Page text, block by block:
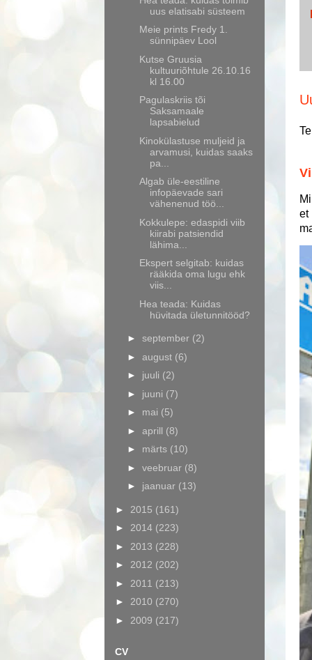
et
uus elatisabi süsteem
Meie prints Fredy 1.
sünnipäev Lool
Kutse Gruusia
kultuuriõhtule 26.10.16
kl 16.00
Pagulaskriis tõi
Saksamaale
lapsabielud
Kinokülastuse muljeid ja
arvamusi, kuidas saaks
pa...
Algab üle-eestiline
infopäevade sari
vähenenud töö...
Kokkulepe: edaspidi viib
kiirabi patsiendid
lähima...
Ekspert selgitab: kuidas
rääkida oma lugu ehk
viis...
Hea teada: Kuidas
hüvitada ületunnitööd?
► september (2)
► august (6)
► juuli (2)
► juuni (7)
► mai (5)
► aprill (8)
► märts (10)
► veebruar (8)
► jaanuar (13)
► 2015 (161)
► 2014 (223)
► 2013 (228)
► 2012 (202)
► 2011 (213)
► 2010 (270)
► 2009 (217)
CV